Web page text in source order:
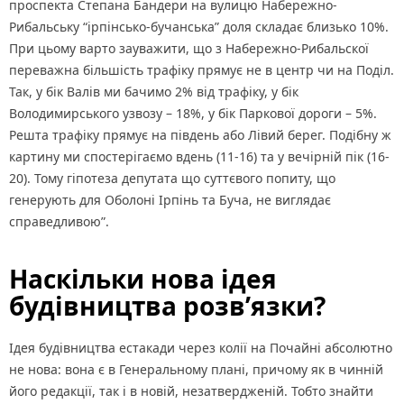
проспекта Степана Бандери на вулицю Набережно-
Рибальську “ірпінсько-бучанська” доля складає близько 10%.
При цьому варто зауважити, що з Набережно-Рибальскої
переважна більшість трафіку прямує не в центр чи на Поділ.
Так, у бік Валів ми бачимо 2% від трафіку, у бік
Володимирського узвозу – 18%, у бік Паркової дороги – 5%.
Решта трафіку прямує на південь або Лівий берег. Подібну ж
картину ми спостерігаємо вдень (11-16) та у вечірній пік (16-
20). Тому гіпотеза депутата що суттєвого попиту, що
генерують для Оболоні Ірпінь та Буча, не виглядає
справедливою”.
Наскільки нова ідея
будівництва розв’язки?
Ідея будівництва естакади через колії на Почайні абсолютно
не нова: вона є в Генеральному плані, причому як в чинній
його редакції, так і в новій, незатвердженій. Тобто знайти